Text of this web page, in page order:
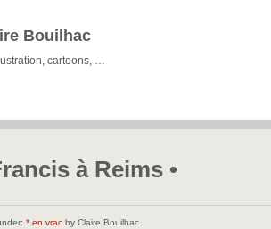
Bouilhac
cartoons, …
à Reims •
* en vrac by Claire Bouilhac